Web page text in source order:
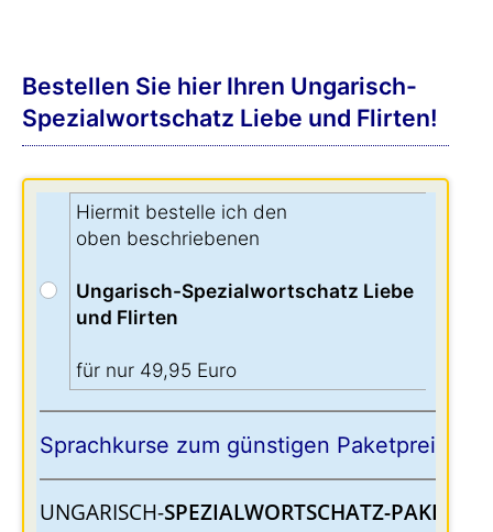
Bestellen Sie hier Ihren Ungarisch-
Spezialwortschatz Liebe und Flirten!
Hiermit bestelle ich den
oben beschriebenen
Ungarisch-Spezialwortschatz Liebe
und Flirten
für nur 49,95 Euro
Sprachkurse zum günstigen Paketpreis:
UNGARISCH-SPEZIALWORTSCHATZ-PAKET: